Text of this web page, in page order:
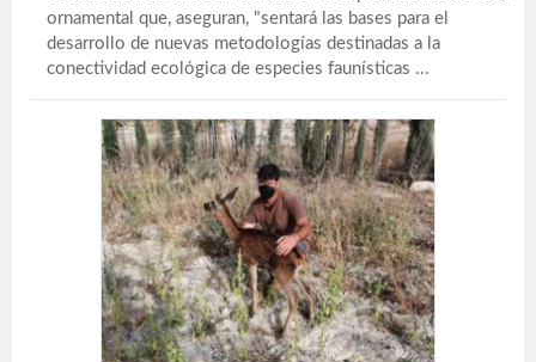
ornamental que, aseguran, "sentará las bases para el
desarrollo de nuevas metodologías destinadas a la
conectividad ecológica de especies faunísticas ...